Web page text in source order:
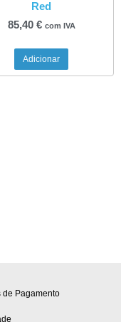
Red
85,40 € com IVA
Adicionar
de Pagamento